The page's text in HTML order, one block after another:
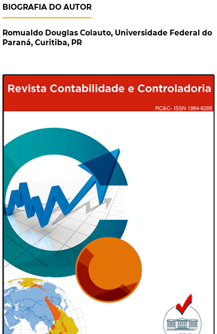
BIOGRAFIA DO AUTOR
Romualdo Douglas Colauto, Universidade Federal do
Paraná, Curitiba, PR